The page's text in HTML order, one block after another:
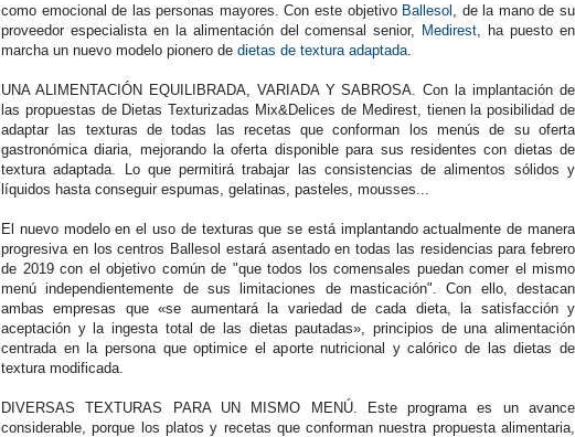
como emocional de las personas mayores. Con este objetivo Ballesol , de la mano de su
proveedor especialista en la alimentación del comensal senior, Medirest , ha puesto en
marcha un nuevo modelo pionero de dietas de textura adaptada
UNA ALIMENTACIÓN EQUILIBRADA, VARIADA Y SABROSA. Con la implantación de
las propuestas de Dietas Texturizadas Mix&Delices de Medirest, tienen la posibilidad de
adaptar las texturas de todas las recetas que conforman los menús de su oferta
gastronómica diaria, mejorando la oferta disponible para sus residentes con dietas de
textura adaptada. Lo que permitirá trabajar las consistencias de alimentos sólidos y
líquidos hasta conseguir espumas, gelatinas, pasteles, mousses...
El nuevo modelo en el uso de texturas que se está implantando actualmente de manera
progresiva en los centros Ballesol estará asentado en todas las residencias para febrero
de 2019 con el objetivo común de "que todos los comensales puedan comer el mismo
menú independientemente de sus limitaciones de masticación". Con ello, destacan
ambas empresas que «se aumentará la variedad de cada dieta, la satisfacción y
aceptación y la ingesta total de las dietas pautadas», principios de una alimentación
centrada en la persona que optimice el aporte nutricional y calórico de las dietas de
textura modificada.
DIVERSAS TEXTURAS PARA UN MISMO MENÚ. Este programa es un avance
considerable, porque los platos y recetas que conforman nuestra propuesta alimentaria,